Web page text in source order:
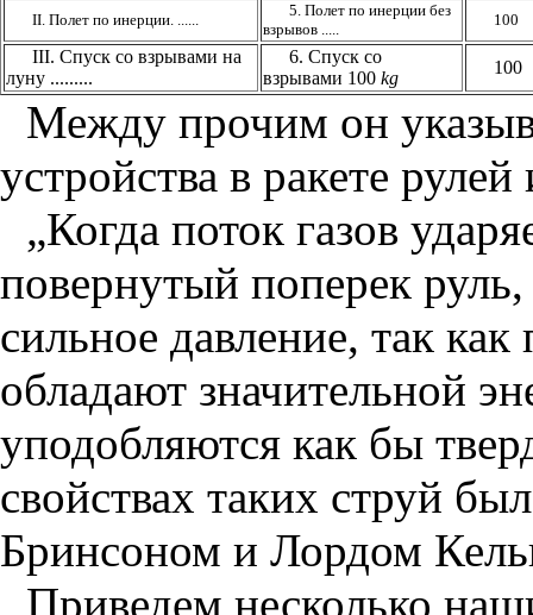
II. Полет по инерции. ......
5. Полет по инерции без
взрывов .....
100
III. Спуск со взрывами на
луну .........
6. Спуск со
взрывами 100 kg
100
Между прочим он
устройства в ракете
„Когда поток газов
повернутый поперек
сильное давление, так
обладают значительной
уподобляются как бы
свойствах таких струй
Бринсоном и Лордом
Приведем несколько